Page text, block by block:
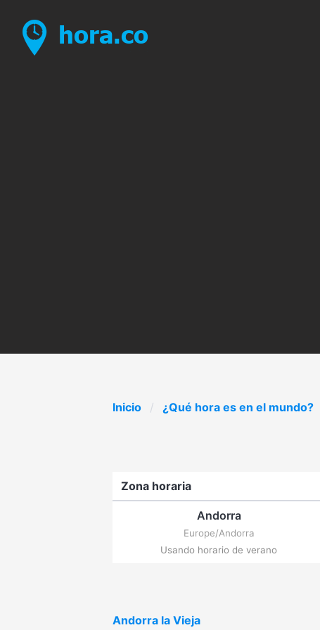
Inicio ¿Qué hora es en el mundo?
Zona horaria
Andorra
Europe/Andorra
Usando horario de verano
Andorra la Vieja